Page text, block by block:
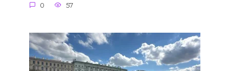
0 57